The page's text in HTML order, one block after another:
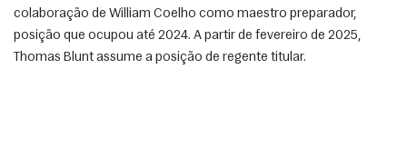
colaboração de William Coelho como maestro preparador,
posição que ocupou até 2024. A partir de fevereiro de 2025,
Thomas Blunt assume a posição de regente titular.